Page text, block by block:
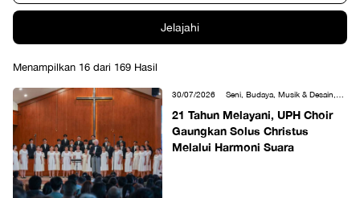
Jelajahi
Menampilkan 16 dari 169 Hasil
30/07/2026
21 Tahun Melayani, UPH Choir
Gaungkan Solus Christus
Melalui Harmoni Suara